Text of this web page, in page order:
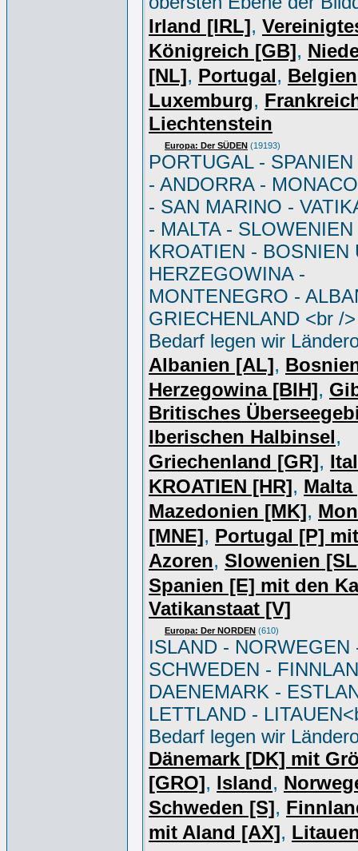
Irland [IRL],
Königreich [GB],
[NL], Portugal, Belgien
Luxemburg,
Liechtenstein
Europa: Der SÜDEN (19193)
PORTUGAL -
- ANDORRA -
- SAN MARINO -
- MALTA - SLOWENIEN
KROATIEN - BOSNIEN
HERZEGOWINA -
MONTENEGRO -
GRIECHENLAND <br /
Bedarf legen wir
Albanien [AL],
Herzegowina [BIH],
Britisches
Iberischen Halbinsel,
Griechenland [GR],
KROATIEN [HR], Malta
Mazedonien [MK],
[MNE], Portugal [P]
Azoren, Slowenien
Spanien [E] mit den
Vatikanstaat [V]
Europa: Der NORDEN (610)
ISLAND - NORWEGEN
SCHWEDEN -
DAENEMARK -
LETTLAND -
Bedarf legen wir
Dänemark [DK] mit
[GRO], Island,
Schweden [S],
mit Aland [AX],